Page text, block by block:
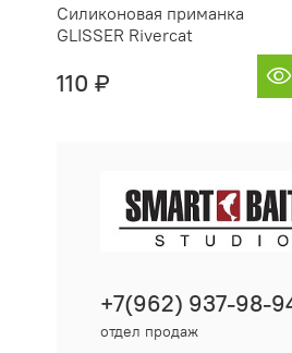
Силиконовая приманка
GLISSER Rivercat
110 ₽
+7(962) 937-98-
отдел продаж